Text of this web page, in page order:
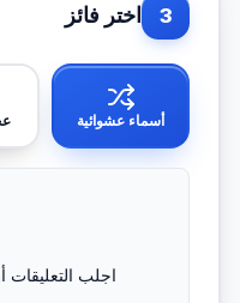
3 اختر فائز
أسماء عشوائية
اجلب التعليقات